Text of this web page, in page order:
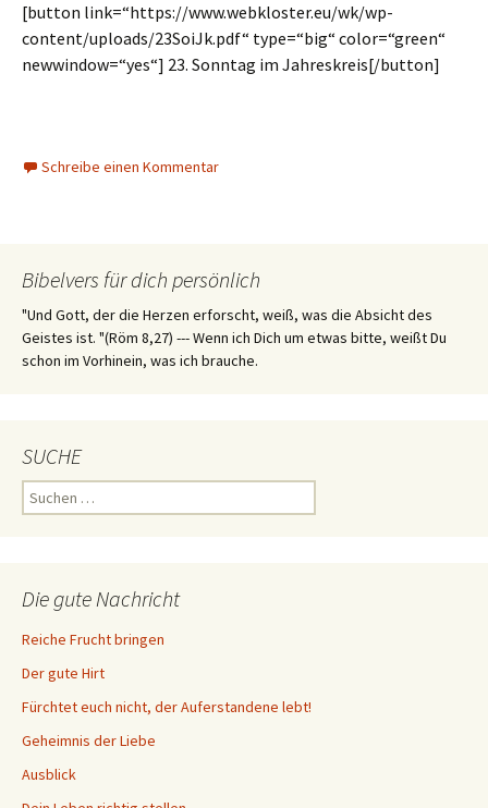
[button link=“https://www.webkloster.eu/wk/wp-
content/uploads/23SoiJk.pdf“ type=“big“ color=“green“
newwindow=“yes“] 23. Sonntag im Jahreskreis[/button]
Schreibe einen Kommentar
Bibelvers für dich persönlich
"Und Gott, der die Herzen erforscht, weiß, was die Absicht des
Geistes ist. "(Röm 8,27) --- Wenn ich Dich um etwas bitte, weißt Du
schon im Vorhinein, was ich brauche.
SUCHE
Suchen
nach:
Die gute Nachricht
Reiche Frucht bringen
Der gute Hirt
Fürchtet euch nicht, der Auferstandene lebt!
Geheimnis der Liebe
Ausblick